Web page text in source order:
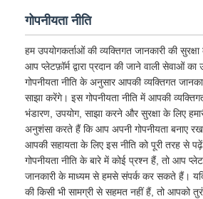
गोपनीयता नीति
हम उपयोगकर्ताओं की व्यक्तिगत जानकारी की
आप प्लेटफ़ॉर्म द्वारा प्रदान की जाने वाली सेवाओं
गोपनीयता नीति के अनुसार आपकी व्यक्तिगत
साझा करेंगे। इस गोपनीयता नीति में आपकी
भंडारण, उपयोग, साझा करने और सुरक्षा के लिए
अनुशंसा करते हैं कि आप अपनी गोपनीयता बनाए
आपकी सहायता के लिए इस नीति को पूरी तरह से
गोपनीयता नीति के बारे में कोई प्रश्न हैं, तो आप
जानकारी के माध्यम से हमसे संपर्क कर सकते हैं।
की किसी भी सामग्री से सहमत नहीं हैं, तो आपको